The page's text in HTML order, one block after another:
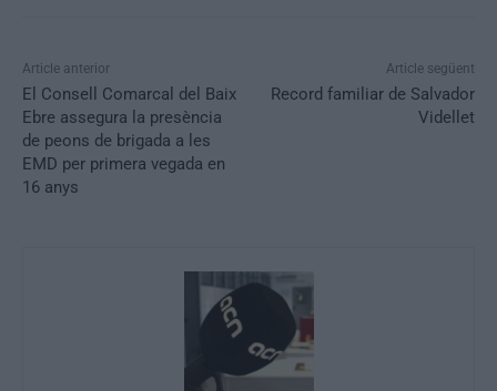
Article anterior
El Consell Comarcal del Baix
Ebre assegura la presència
de peons de brigada a les
EMD per primera vegada en
16 anys
Article següent
Record familiar de Salvador
Videllet